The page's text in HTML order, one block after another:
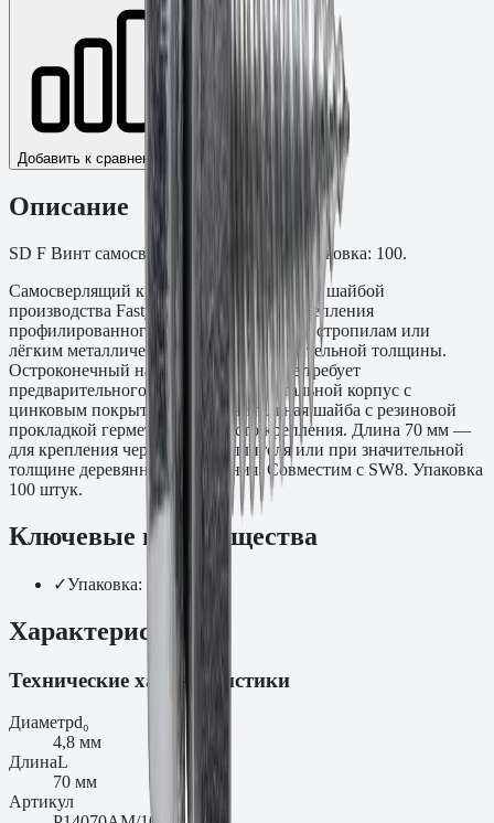
Добавить к сравнению
Описание
SD F Винт самосверлящий с шайбой. Упаковка: 100.
Самосверлящий кровельный винт SD F с шайбой
производства Fasty предназначен для крепления
профилированного листа к деревянным стропилам или
лёгким металлическим прогонам значительной толщины.
Остроконечный наконечник типа F не требует
предварительного засверливания. Стальной корпус с
цинковым покрытием. Уплотнительная шайба с резиновой
прокладкой герметизирует место крепления. Длина 70 мм —
для крепления через слой утеплителя или при значительной
толщине деревянного основания. Совместим с SW8. Упаковка
100 штук.
Ключевые преимущества
✓Упаковка: 100
Характеристики
Технические характеристики
Диаметрd₀
4,8 мм
ДлинаL
70 мм
Артикул